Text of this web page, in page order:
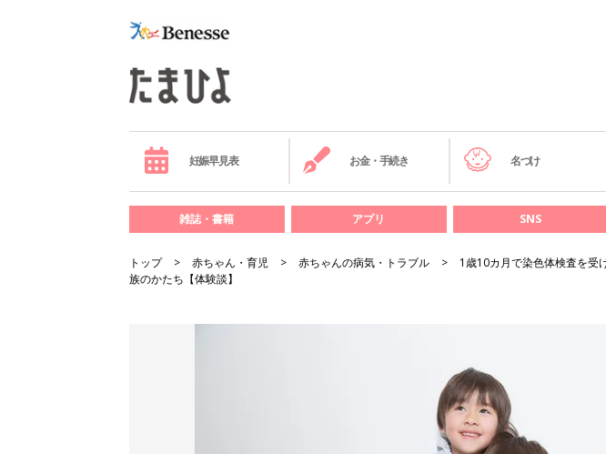
妊娠早見表 お金・手続き 名づけ
雑誌・書籍 アプリ SNS
トップ 赤ちゃん・育児 赤ちゃんの病気・トラブル
1歳10カ月で染色体検査を受
族のかたち【体験談】